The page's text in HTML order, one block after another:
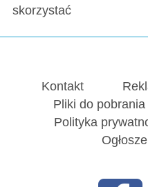
skorzystać
Kontakt
Pliki do pobrania
Polityka